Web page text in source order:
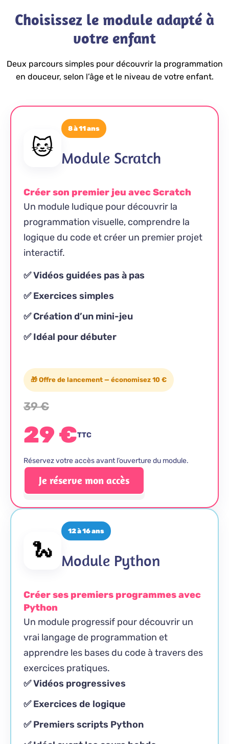
Choisissez le module adapté à
votre enfant
Deux parcours simples pour découvrir la programmation
en douceur, selon l’âge et le niveau de votre enfant.
🐱
8 à 11 ans
Module Scratch
Créer son premier jeu avec Scratch
Un module ludique pour découvrir la
programmation visuelle, comprendre la
logique du code et créer un premier projet
interactif.
✅ Vidéos guidées pas à pas
✅ Exercices simples
✅ Création d’un mini-jeu
✅ Idéal pour débuter
🎁 Offre de lancement — économisez 10 €
39 €
29 €TTC
Réservez votre accès avant l’ouverture du module.
Je réserve mon accès
🐍
12 à 16 ans
Module Python
Créer ses premiers programmes avec
Python
Un module progressif pour découvrir un
vrai langage de programmation et
apprendre les bases du code à travers des
exercices pratiques.
✅ Vidéos progressives
✅ Exercices de logique
✅ Premiers scripts Python